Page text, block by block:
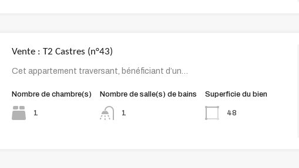
Vente : T2 Castres (n°43)
Cet appartement traversant, bénéficiant d’un…
Nombre de chambre(s)
1
Nombre de salle(s) de bains
1
Superficie du bien
48